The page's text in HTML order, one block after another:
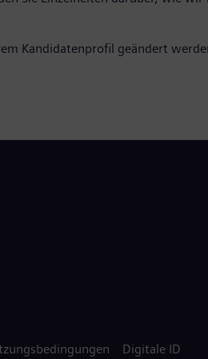
Kandidatenprofil geändert
Digitale ID